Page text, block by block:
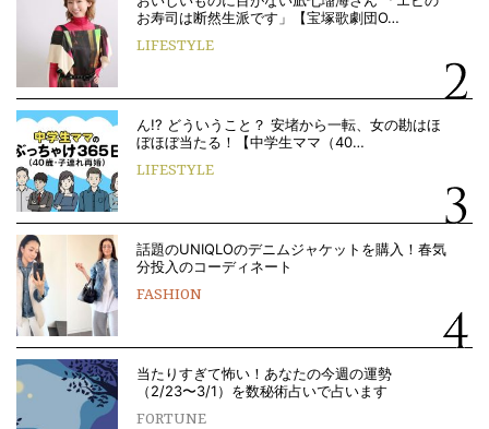
お寿司は断然生派です」【宝塚歌劇団O…
LIFESTYLE
ん!? どういうこと？ 安堵から一転、女の勘はほ
ぼほぼ当たる！【中学生ママ（40…
LIFESTYLE
話題のUNIQLOのデニムジャケットを購入！春気
分投入のコーディネート
FASHION
当たりすぎて怖い！あなたの今週の運勢
（2/23〜3/1）を数秘術占いで占います
FORTUNE